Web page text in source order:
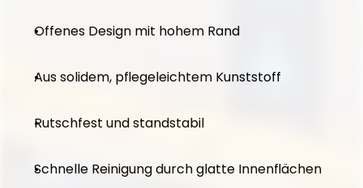
Offenes Design mit hohem Rand
Aus solidem, pflegeleichtem Kunststoff
Rutschfest und standstabil
Schnelle Reinigung durch glatte Innenflächen